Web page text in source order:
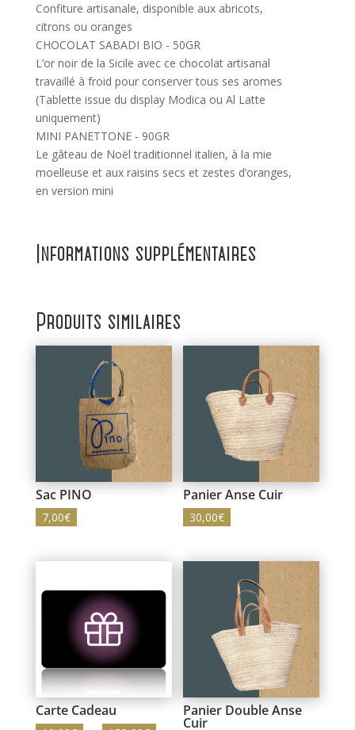
Confiture artisanale, disponible aux abricots,
citrons ou oranges
CHOCOLAT SABADI BIO - 50GR
L’or noir de la Sicile avec ce chocolat artisanal
travaillé à froid pour conserver tous ses aromes
(Tablette issue du display Modica ou Al Latte
uniquement)
MINI PANETTONE - 90GR
Le gâteau de Noël traditionnel italien, à la mie
moelleuse et aux raisins secs et zestes d’oranges,
en version mini
Informations supplémentaires
Produits similaires
Sac PINO
7,00€
Panier Anse Cuir
30,00€
Carte Cadeau Panier Double Anse
Cuir